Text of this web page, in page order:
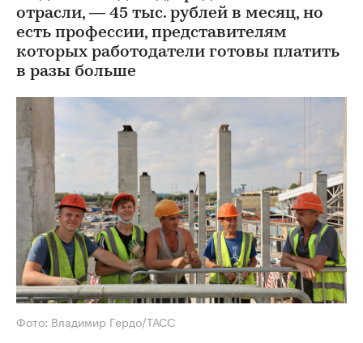
отрасли, — 45 тыс. рублей в месяц, но
есть профессии, представителям
которых работодатели готовы платить
в разы больше
Фото: Владимир Гердо/ТАСС